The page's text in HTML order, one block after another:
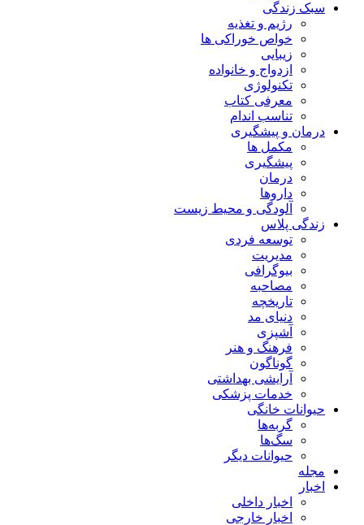
سبک زندگی
رژیم و تغذیه
خواص خوراکی ها
زیبایی
ازدواج و خانواده
تکنولوژی
معرفی کتاب
تناسب اندام
درمان و پیشگیری
مکمل ها
پیشگیری
درمان
داروها
آلودگی و محیط زیست
زندگی پلاس
توسعه فردی
مدیریت
بیوگرافی
مصاحبه
تاریخچه
دنیای مد
آشپزی
فرهنگ و هنر
گوناگون
آرایشی بهداشتی
خدمات پزشکی
حیوانات خانگی
گربه‌ها
سگ‌ها
حیوانات دیگر
مجله
اخبار
اخبار داخلی
اخبار خارجی